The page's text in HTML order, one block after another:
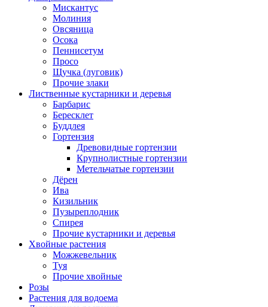
Мискантус
Молиния
Овсяница
Осока
Пеннисетум
Просо
Щучка (луговик)
Прочие злаки
Лиственные кустарники и деревья
Барбарис
Бересклет
Буддлея
Гортензия
Древовидные гортензии
Крупнолистные гортензии
Метельчатые гортензии
Дёрен
Ива
Кизильник
Пузыреплодник
Спирея
Прочие кустарники и деревья
Хвойные растения
Можжевельник
Туя
Прочие хвойные
Розы
Растения для водоема